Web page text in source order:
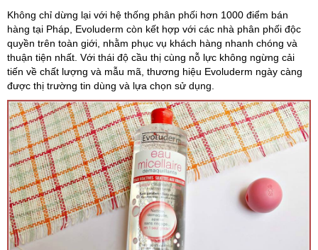
Không chỉ dừng lại với hệ thống phân phối hơn 1000 điểm bán
hàng tại Pháp, Evoluderm còn kết hợp với các nhà phân phối độc
quyền trên toàn giới, nhằm phục vụ khách hàng nhanh chóng và
thuận tiện nhất. Với thái độ cầu thị cùng nỗ lực không ngừng cải
tiến về chất lượng và mẫu mã, thương hiệu Evoluderm ngày càng
được thị trường tin dùng và lựa chọn sử dụng.